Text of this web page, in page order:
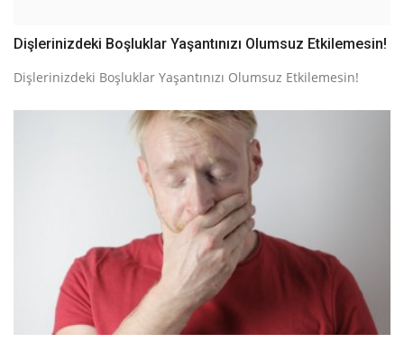
Dişlerinizdeki Boşluklar Yaşantınızı Olumsuz Etkilemesin!
Dişlerinizdeki Boşluklar Yaşantınızı Olumsuz Etkilemesin!